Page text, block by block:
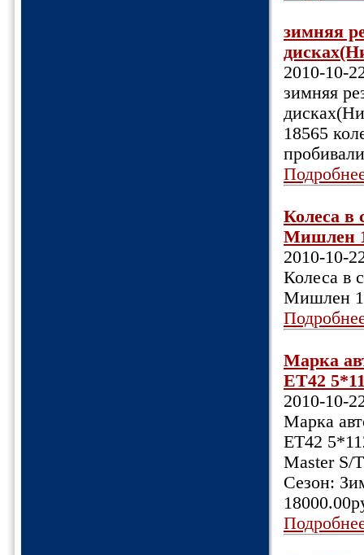
зимняя
2010-10-
зимняя
18565
Колеса в
Мишлен
2010-10-
Колеса в
Мишлен
Марка
ET42
2010-10-
Марка
ET42
Master S/
Сезон: